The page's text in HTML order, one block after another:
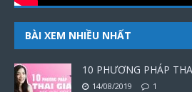
BÀI XEM NHIỀU NHẤT
10 PHƯƠNG PHÁP
14/08/2019 1